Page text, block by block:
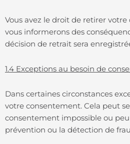
Vous avez le droit de retirer
vous informerons des
décision de retrait sera
1.4 Exceptions au besoin de
Dans certaines circonstances
votre consentement. Cela peut
consentement impossible ou
prévention ou la détection de